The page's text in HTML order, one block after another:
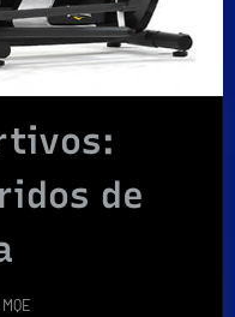
de